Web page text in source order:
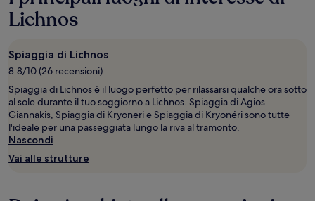
Lichnos
Spiaggia di Lichnos
8.8/10 (26 recensioni)
Spiaggia di Lichnos è il luogo perfetto per rilassarsi qualche ora sotto
al sole durante il tuo soggiorno a Lichnos. Spiaggia di Agios
Giannakis, Spiaggia di Kryoneri e Spiaggia di Kryonéri sono tutte
l'ideale per una passeggiata lungo la riva al tramonto.
Nascondi
Vai alle strutture